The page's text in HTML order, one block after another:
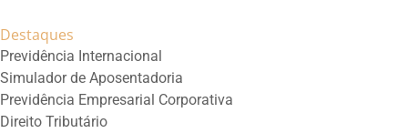
Destaques
Previdência Internacional
Simulador de Aposentadoria
Previdência Empresarial Corporativa
Direito Tributário